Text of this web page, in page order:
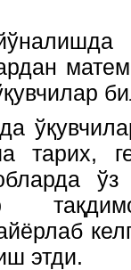
тарих,
этди.